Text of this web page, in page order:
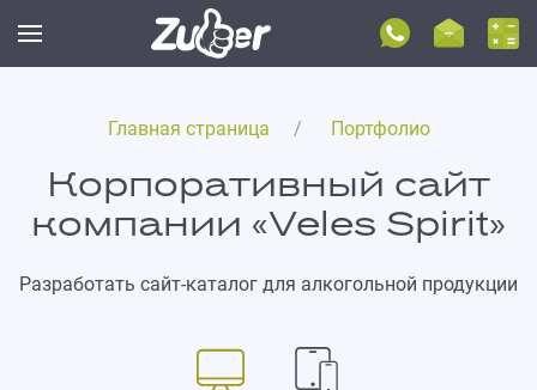
Главная страница Портфолио
Корпоративный сайт
компании «Veles Spirit»
Разработать сайт-каталог для алкогольной продукции